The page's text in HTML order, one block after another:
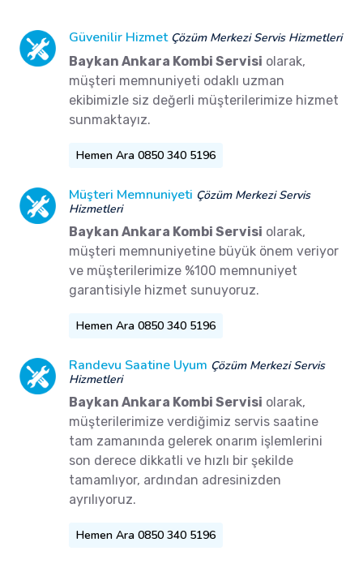
Güvenilir Hizmet Çözüm Merkezi Servis Hizmetleri
Baykan Ankara Kombi Servisi olarak,
müşteri memnuniyeti odaklı uzman
ekibimizle siz değerli müşterilerimize hizmet
sunmaktayız.
Hemen Ara 0850 340 5196
Müşteri Memnuniyeti Çözüm Merkezi Servis
Hizmetleri
Baykan Ankara Kombi Servisi olarak,
müşteri memnuniyetine büyük önem veriyor
ve müşterilerimize %100 memnuniyet
garantisiyle hizmet sunuyoruz.
Hemen Ara 0850 340 5196
Randevu Saatine Uyum Çözüm Merkezi Servis
Hizmetleri
Baykan Ankara Kombi Servisi olarak,
müşterilerimize verdiğimiz servis saatine
tam zamanında gelerek onarım işlemlerini
son derece dikkatli ve hızlı bir şekilde
tamamlıyor, ardından adresinizden
ayrılıyoruz.
Hemen Ara 0850 340 5196